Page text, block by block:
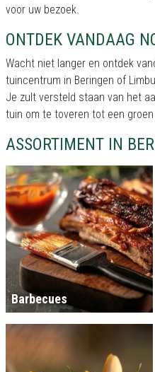
voor uw bezoek.
ONTDEK VANDAAG
Wacht niet langer en ontdek
tuincentrum in Beringen of
Je zult versteld staan van het
tuin om te toveren tot een
ASSORTIMENT IN
Barbecues